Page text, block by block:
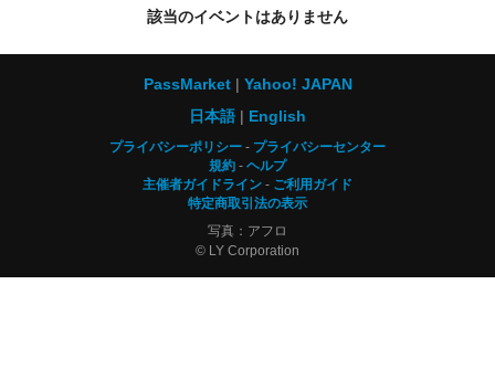
該当のイベントはありません
PassMarket
Yahoo! JAPAN
日本語
English
プライバシーポリシー
プライバシーセンター
規約
ヘルプ
主催者ガイドライン
ご利用ガイド
特定商取引法の表示
写真：アフロ
© LY Corporation